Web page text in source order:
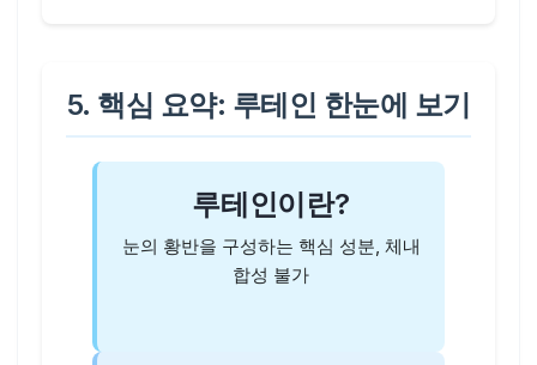
5. 핵심 요약: 루테인 한눈에 보기
루테인이란?
눈의 황반을 구성하는 핵심 성분, 체내
합성 불가